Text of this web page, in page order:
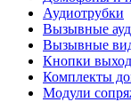
Аудиотрубки
Вызывные
Вызывные
Кнопки
Комплекты
Модули